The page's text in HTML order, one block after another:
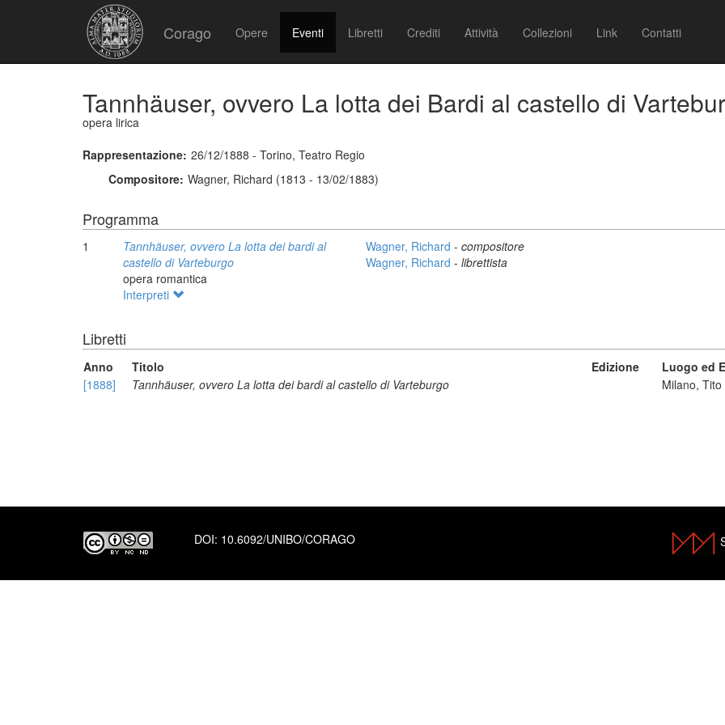
Corago Opere Eventi Libretti Crediti Attività Collezioni Link Contatti
Tannhäuser, ovvero La lotta dei Bardi al castello di
opera lirica
Rappresentazione: 26/12/1888 - Torino, Teatro Regio
Compositore: Wagner, Richard (1813 - 13/02/1883)
Programma
1
Tannhäuser, ovvero La lotta dei bardi al
castello di Varteburgo
opera romantica
Wagner, Richard - compositore
Wagner, Richard - librettista
Interpreti
Libretti
Anno Titolo Edizione
Luogo ed
[1888]
Tannhäuser, ovvero La lotta dei bardi al castello di Varteburgo Milano,
DOI: 10.6092/UNIBO/CORAGO